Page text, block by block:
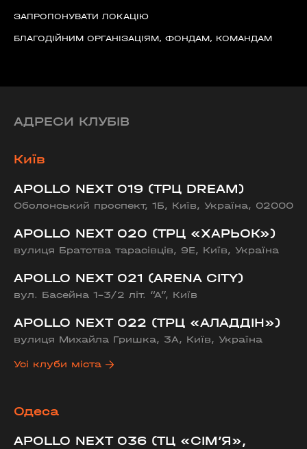
ЗАПРОПОНУВАТИ ЛОКАЦІЮ
БЛАГОДІЙНИМ ОРГАНІЗАЦІЯМ, ФОНДАМ, КОМАНДАМ
АДРЕСИ КЛУБІВ
Київ
APOLLO NEXT 019 (ТРЦ DREAM)
Оболонський проспект, 1Б, Київ, Україна, 02000
APOLLO NEXT 020 (ТРЦ «ХАРЬОК»)
вулиця Братства тарасівців, 9Е, Київ, Україна
APOLLO NEXT 021 (ARENA CITY)
вул. Басейна 1-3/2 літ. “А”, Київ
APOLLO NEXT 022 (ТРЦ «АЛАДДІН»)
вулиця Михайла Гришка, 3А, Київ, Україна
Усі клуби міста
Одеса
APOLLO NEXT 036 (ТЦ «СІМ’Я»,